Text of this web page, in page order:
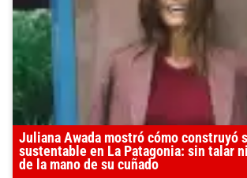
Juliana Awada mostró cómo construyó
sustentable en La Patagonia: sin talar
de la mano de su cuñado